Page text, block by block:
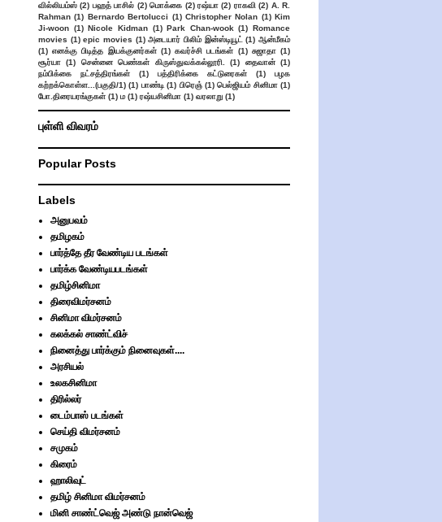
வில்லியம்ஸ் (2) பஹத் பாசில் (2) மொக்கை (2) ரஷ்யா (2) ராகவி (2) A. R.
Rahman (1) Bernardo Bertolucci (1) Christopher Nolan (1) Kim
Ji-woon (1) Nicole Kidman (1) Park Chan-wook (1) Romance
movies (1) epic movies (1) அடையார் பிலிம் இன்ஸ்டியூட் (1) ஆன்மீகம்
(1) எனக்கு பிடித்த இயக்குனர்கள் (1) கவர்ச்சி படங்கள் (1) சுஜாதா (1)
சூர்யா (1) சென்னை பெண்கள் கிருஸ்துவக்கல்லூரி. (1) தைவான் (1)
நம்பிக்கை நட்சத்திரங்கள்
(1) பத்திரிக்கை கட்டுரைகள் (1)
பழக
கற்றக்கொள்ள...(பகுதி/1) (1) பாண்டி (1) பிரெஞ் (1) பெல்ஜியம் சினிமா (1)
போ.திரையரங்குகள் (1) ம (1) ரஷ்யசினிமா (1) வரலாறு (1)
புள்ளி விவரம்
Popular Posts
Labels
அனுபவம்
தமிழகம்
பார்த்தே தீர வேண்டிய படங்கள்
பார்க்க வேண்டியபடங்கள்
தமிழ்சினிமா
திரைவிமர்சனம்
சினிமா விமர்சனம்
கலக்கல் சாண்ட்விச்
நினைத்து பார்க்கும் நினைவுகள்....
அரசியல்
உலகசினிமா
திரில்லர்
டைம்பாஸ் படங்கள்
செய்தி விமர்சனம்
சமுகம்
கிரைம்
ஹாலிவுட்
தமிழ் சினிமா விமர்சனம்
மினி சாண்ட்வெஜ் அண்டு நான்வெஜ்